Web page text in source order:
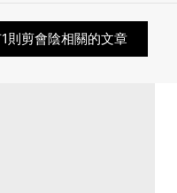
則剪會陰相關的文章